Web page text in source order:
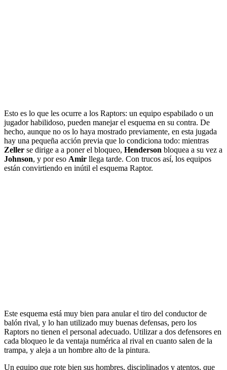
Esto es lo que les ocurre a los Raptors: un equipo espabilado o un
jugador habilidoso, pueden manejar el esquema en su contra. De
hecho, aunque no os lo haya mostrado previamente, en esta jugada
hay una pequeña acción previa que lo condiciona todo: mientras
Zeller se dirige a a poner el bloqueo, Henderson bloquea a su vez a
Johnson, y por eso Amir llega tarde. Con trucos así, los equipos
están convirtiendo en inútil el esquema Raptor.
Este esquema está muy bien para anular el tiro del conductor de
balón rival, y lo han utilizado muy buenas defensas, pero los
Raptors no tienen el personal adecuado. Utilizar a dos defensores en
cada bloqueo le da ventaja numérica al rival en cuanto salen de la
trampa, y aleja a un hombre alto de la pintura.
Un equipo que rote bien sus hombres, disciplinados y atentos, que